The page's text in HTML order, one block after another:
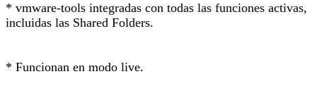
* vmware-tools integradas con todas las funciones activas,
incluidas las Shared Folders.
* Funcionan en modo live.